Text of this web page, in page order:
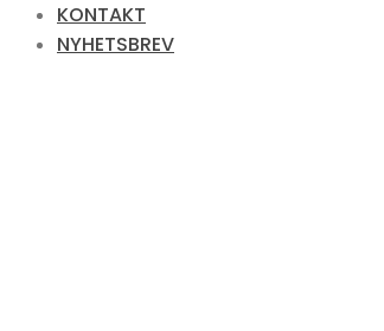
KONTAKT
NYHETSBREV